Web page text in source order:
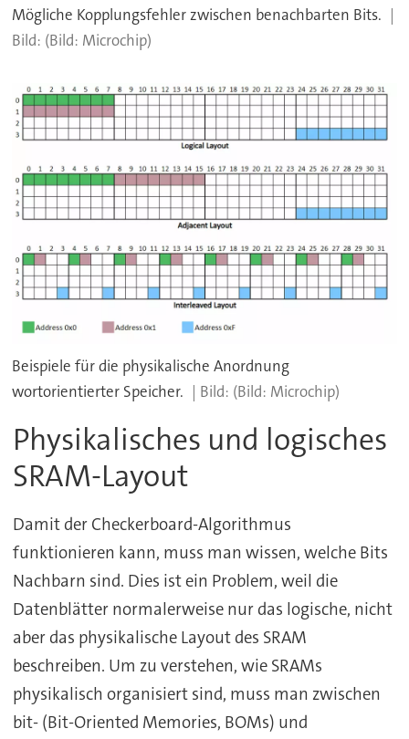
Mögliche Kopplungsfehler zwischen benachbarten Bits.
(Bild: Microchip)
Beispiele für die physikalische Anordnung
wortorientierter Speicher.
(Bild: Microchip)
Physikalisches und logisches
SRAM-Layout
Damit der Checkerboard-Algorithmus
funktionieren kann, muss man wissen, welche Bits
Nachbarn sind. Dies ist ein Problem, weil die
Datenblätter normalerweise nur das logische, nicht
aber das physikalische Layout des SRAM
beschreiben. Um zu verstehen, wie SRAMs
physikalisch organisiert sind, muss man zwischen
bit- (Bit-Oriented Memories, BOMs) und